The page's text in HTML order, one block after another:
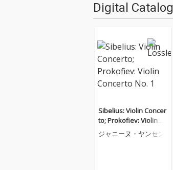
Digital Catalog
Sibelius: Violin Concer
to; Prokofiev: Violin Co
ncerto No. 1
ジャニーヌ・ヤンセン